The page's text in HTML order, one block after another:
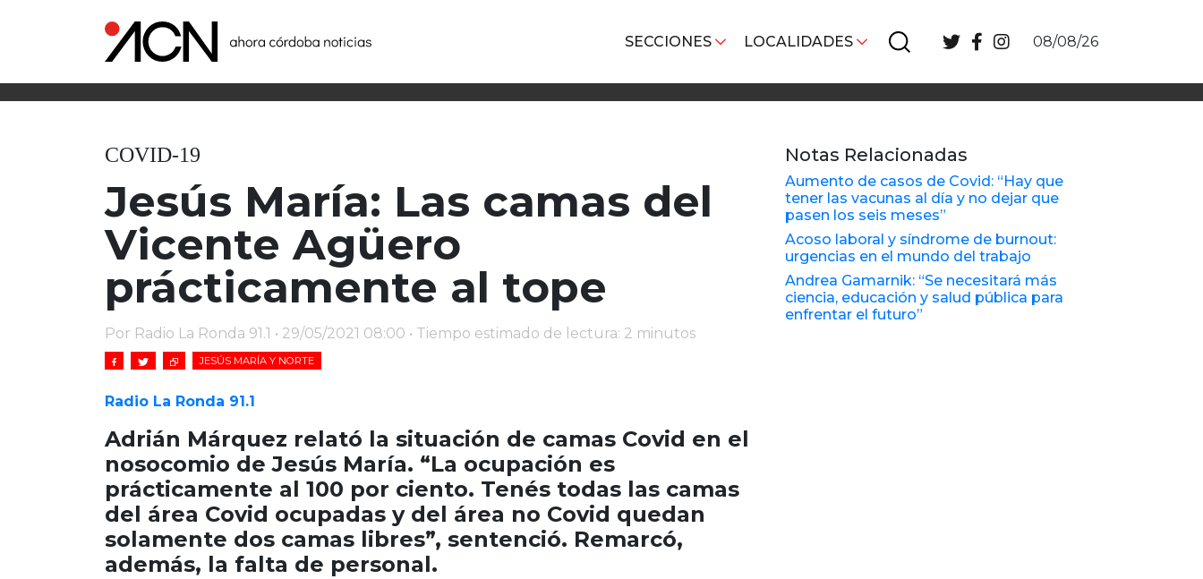
SECCIONES LOCALIDADES 08/08/26
COVID-19
Jesús María: Las camas del
Vicente Agüero
prácticamente al tope
Por Radio La Ronda 91.1 • 29/05/2021 08:00 • Tiempo estimado de lectura: 2 minutos
JESÚS MARÍA Y NORTE
Radio La Ronda 91.1
Adrián Márquez relató la situación de camas Covid en el
nosocomio de Jesús María. “La ocupación es
prácticamente al 100 por ciento. Tenés todas las camas
del área Covid ocupadas y del área no Covid quedan
solamente dos camas libres”, sentenció. Remarcó,
además, la falta de personal.
Notas Relacionadas
Aumento de casos de Covid: “Hay que
tener las vacunas al día y no dejar que
pasen los seis meses”
Acoso laboral y síndrome de burnout:
urgencias en el mundo del trabajo
Andrea Gamarnik: “Se necesitará más
ciencia, educación y salud pública para
enfrentar el futuro”